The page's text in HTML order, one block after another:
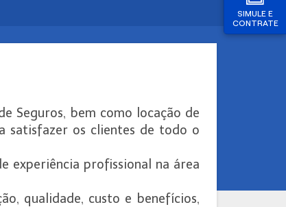
SIMULE E
CONTRATE
Seguros, bem como locação de
satisfazer os clientes de todo o
experiência profissional na área
qualidade, custo e benefícios,